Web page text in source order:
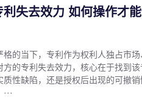
失去效力 如何操作才
格的当下，专利作为权利人独占市
方的专利失去效力，核心在于找到
质性缺陷，还是授权后出现的可撤